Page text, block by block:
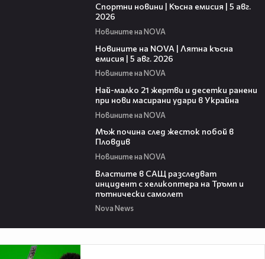
Спортни новини | Късна емисия | 5 авг.
2026
Новините на NOVA
Новините на NOVA | Лятна късна
емисия | 5 авг. 2026
Новините на NOVA
Най-малко 21 жертви и десетки ранени
при нови масирани удари в Украйна
Новините на NOVA
Мъж почина след жесток побой в
Пловдив
Новините на NOVA
Властите в САЩ разследват
инцидент с хеликоптера на Тръмп и
пътнически самолет
Nova News